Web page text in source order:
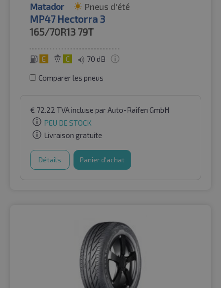
Matador Pneus d'été
MP47 Hectorra 3
165/70R13 79T
E C 70 dB
Comparer les pneus
€ 72.22 TVA incluse par Auto-Raifen GmbH
PEU DE STOCK
Livraison gratuite
Détails Panier d'achat